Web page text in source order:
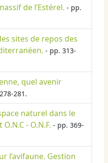
de l’Estérel. - pp.
sites de repos des
- pp. 313-
quel avenir
281.
naturel dans le
- O.N.F. - pp. 369-
l’avifaune. Gestion